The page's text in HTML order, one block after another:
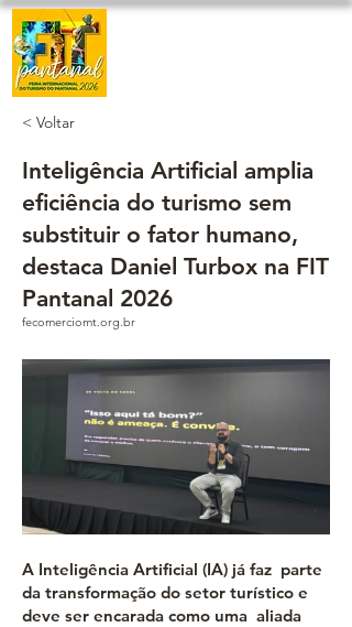
< Voltar
Inteligência Artificial amplia
eficiência do turismo sem
substituir o fator humano,
destaca Daniel Turbox na FIT
Pantanal 2026
fecomerciomt.org.br
A Inteligência Artificial (IA) já faz parte
da transformação do setor turístico e
deve ser encarada como uma aliada